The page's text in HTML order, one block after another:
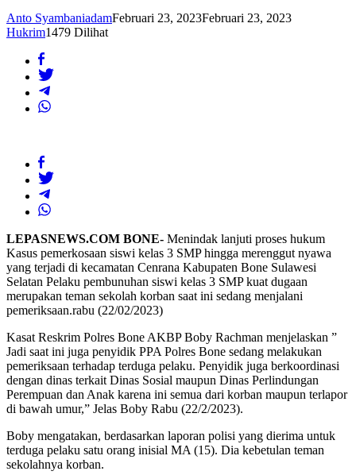
Anto SyambaniadamFebruari 23, 2023Februari 23, 2023
Hukrim1479 Dilihat
LEPASNEWS.COM BONE- Menindak lanjuti proses hukum
Kasus pemerkosaan siswi kelas 3 SMP hingga merenggut nyawa
yang terjadi di kecamatan Cenrana Kabupaten Bone Sulawesi
Selatan Pelaku pembunuhan siswi kelas 3 SMP kuat dugaan
merupakan teman sekolah korban saat ini sedang menjalani
pemeriksaan.rabu (22/02/2023)
Kasat Reskrim Polres Bone AKBP Boby Rachman menjelaskan ”
Jadi saat ini juga penyidik PPA Polres Bone sedang melakukan
pemeriksaan terhadap terduga pelaku. Penyidik juga berkoordinasi
dengan dinas terkait Dinas Sosial maupun Dinas Perlindungan
Perempuan dan Anak karena ini semua dari korban maupun terlapor
di bawah umur,” Jelas Boby Rabu (22/2/2023).
Boby mengatakan, berdasarkan laporan polisi yang dierima untuk
terduga pelaku satu orang inisial MA (15). Dia kebetulan teman
sekolahnya korban.